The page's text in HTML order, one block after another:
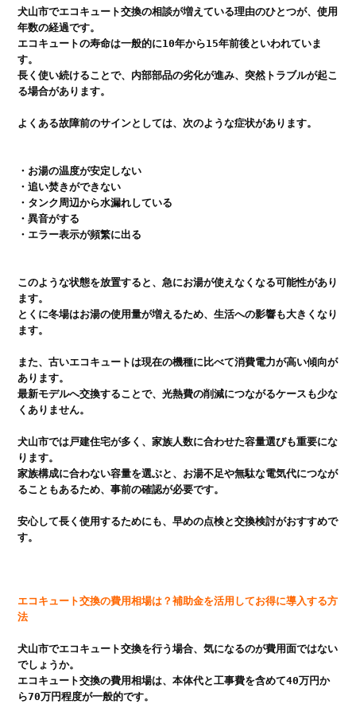
犬山市でエコキュート交換の相談が増えている理由のひとつが、使用
年数の経過です。
エコキュートの寿命は一般的に10年から15年前後といわれていま
す。
長く使い続けることで、内部部品の劣化が進み、突然トラブルが起こ
る場合があります。
よくある故障前のサインとしては、次のような症状があります。
・お湯の温度が安定しない
・追い焚きができない
・タンク周辺から水漏れしている
・異音がする
このような状態を放置すると、急にお湯が使えなくなる可能性があり
ます。
とくに冬場はお湯の使用量が増えるため、生活への影響も大きくなり
ます。
また、古いエコキュートは現在の機種に比べて消費電力が高い傾向が
あります。
最新モデルへ交換することで、光熱費の削減につながるケースも少な
くありません。
犬山市では戸建住宅が多く、家族人数に合わせた容量選びも重要にな
ります。
家族構成に合わない容量を選ぶと、お湯不足や無駄な電気代につなが
ることもあるため、事前の確認が必要です。
安心して長く使用するためにも、早めの点検と交換検討がおすすめで
す。
エコキュート交換の費用相場は？補助金を活用してお得に導入する方
法
犬山市でエコキュート交換を行う場合、気になるのが費用面ではない
でしょうか。
エコキュート交換の費用相場は、本体代と工事費を含めて40万円か
ら70万円程度が一般的です。